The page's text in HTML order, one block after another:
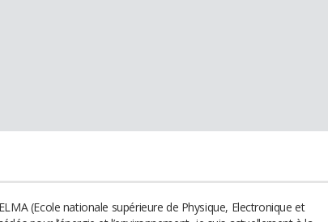
(Ecole nationale supérieure de Physique, Electronique et